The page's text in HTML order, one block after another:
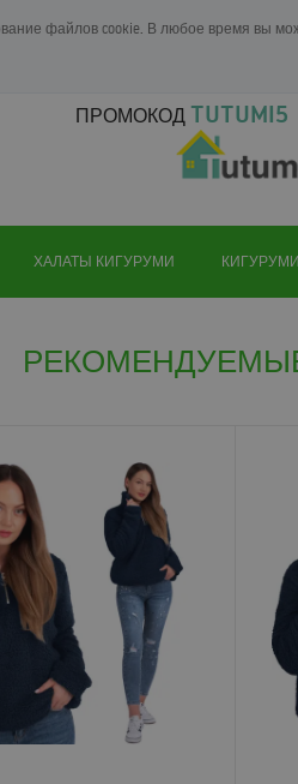
файлов cookie. В любое время вы
ПРОМОКОД TUTUMI5
ХАЛАТЫ КИГУРУМИ